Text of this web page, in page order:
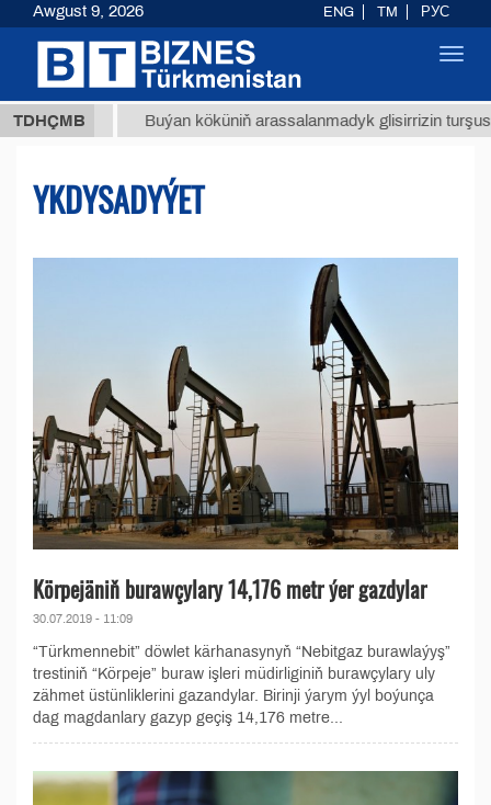
TDHÇMBBuýan köküniň arassalanmadyk glisirrizin turşusy (t.)
YKDYSADYÝET
Körpejäniň burawçylary 14,176 metr ýer gazdylar
30.07.2019 - 11:09
“Türkmennebit” döwlet kärhanasynyň “Nebitgaz burawlaýyş”
trestiniň “Körpeje” buraw işleri müdirliginiň burawçylary uly
zähmet üstünliklerini gazandylar. Birinji ýarym ýyl boýunça
dag magdanlary gazyp geçiş 14,176 metre...
Awgust 9, 2026 ENG TM РУС